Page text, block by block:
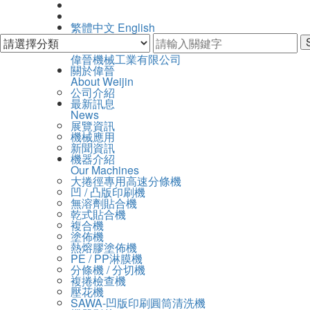
繁體中文 English
偉晉機械工業有限公司偉
開
啟
主
選
單
主
導
覽
Navigation
關於偉晉
About Weijin
公司介紹
最新訊息
News
展覽資訊
機械應用
新聞資訊
機器介紹
Our Machines
大捲徑專用高速分條機
凹 / 凸版印刷機
無溶劑貼合機
乾式貼合機
複合機
塗佈機
熱熔膠塗佈機
PE / PP淋膜機
分條機 / 分切機
複捲檢查機
壓花機
SAWA-凹版印刷圓筒清洗機